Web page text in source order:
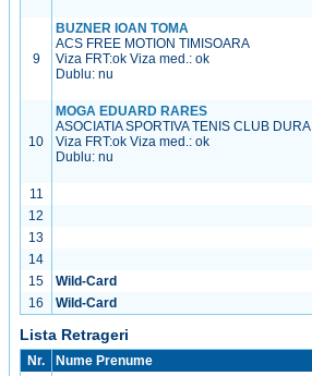
9
BUZNER IOAN TOMA
ACS FREE MOTION TIMISOARA
Viza FRT:ok Viza med.: ok
Dublu: nu
10
MOGA EDUARD RARES
ASOCIATIA SPORTIVA TENIS CLUB DURA
Viza FRT:ok Viza med.: ok
Dublu: nu
11
12
13
14
15
Wild-Card
16
Wild-Card
Lista Retrageri
Nr. Nume Prenume